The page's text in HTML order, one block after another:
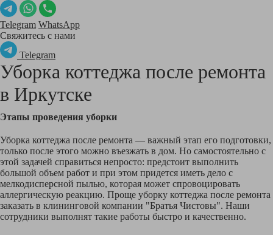
Telegram WhatsApp
Свяжитесь с нами
Telegram
Уборка коттеджа после ремонта
в Иркутске
Этапы проведения уборки
Уборка коттеджа после ремонта — важный этап его подготовки,
только после этого можно въезжать в дом. Но самостоятельно с
этой задачей справиться непросто: предстоит выполнить
большой объем работ и при этом придется иметь дело с
мелкодисперсной пылью, которая может спровоцировать
аллергическую реакцию. Проще уборку коттеджа после ремонта
заказать в клининговой компании "Братья Чистовы". Наши
сотрудники выполнят такие работы быстро и качественно.